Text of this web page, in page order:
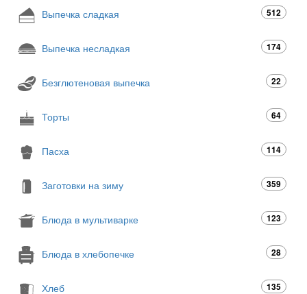
Выпечка сладкая 512
Выпечка несладкая 174
Безглютеновая выпечка 22
Торты 64
Пасха 114
Заготовки на зиму 359
Блюда в мультиварке 123
Блюда в хлебопечке 28
Хлеб 135